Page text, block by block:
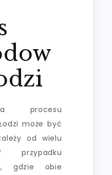
procesu
może być
od wielu
przypadku
gdzie obie